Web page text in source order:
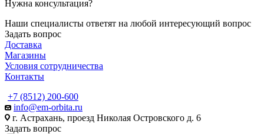
Нужна консультация?
Наши специалисты ответят на любой интересующий вопрос
Задать вопрос
Доставка
Магазины
Условия сотрудничества
Контакты
+7 (8512) 200-600
info@em-orbita.ru
г. Астрахань, проезд Николая Островского д. 6
Задать вопрос